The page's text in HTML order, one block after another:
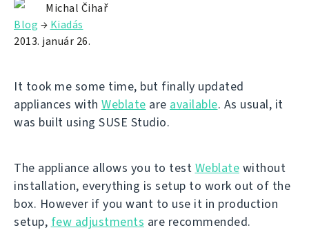
Michal Čihař
Blog → Kiadás
2013. január 26.
It took me some time, but finally updated
appliances with Weblate are available. As usual, it
was built using SUSE Studio.
The appliance allows you to test Weblate without
installation, everything is setup to work out of the
box. However if you want to use it in production
setup, few adjustments are recommended.